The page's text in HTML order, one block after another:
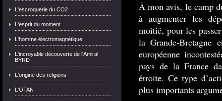
L'escroquerie du CO2
L'esprit du moment
L'homme électromagnétique
L'incroyable découverte de l'Amiral
BYRD
L'origine des religions
L'OTAN
À mon avis, le camp
à augmenter les
moitié, pour les
la Grande-Bretagne
européenne
pays de la France
étroite. Ce type
plus importants